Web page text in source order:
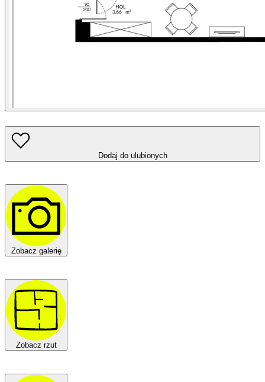
Dodaj do ulubionych
Zobacz galerię
Zobacz rzut